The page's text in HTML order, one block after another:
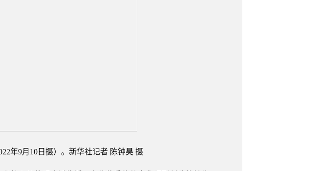
年9月10日摄）。新华社记者 陈钟昊 摄